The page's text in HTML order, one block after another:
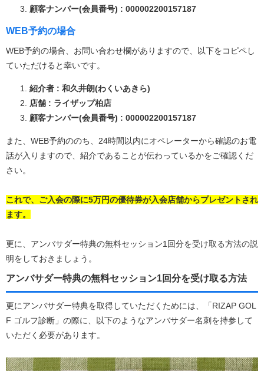
顧客ナンバー(会員番号) : 000002200157187
WEB予約の場合
WEB予約の場合、お問い合わせ欄がありますので、以下をコピペし
ていただけると幸いです。
紹介者 : 和久井朗(わくいあきら)
店舗 : ライザップ柏店
顧客ナンバー(会員番号) : 000002200157187
また、WEB予約ののち、24時間以内にオペレーターから確認のお電
話が入りますので、紹介であることが伝わっているかをご確認くだ
さい。
これで、ご入会の際に5万円の優待券が入会店舗からプレゼントされ
ます。
更に、アンバサダー特典の無料セッション1回分を受け取る方法の説
明をしておきましょう。
アンバサダー特典の無料セッション1回分を受け取る方法
更にアンバサダー特典を取得していただくためには、「RIZAP GOL
F ゴルフ診断」の際に、以下のようなアンバサダー名刺を持参して
いただく必要があります。